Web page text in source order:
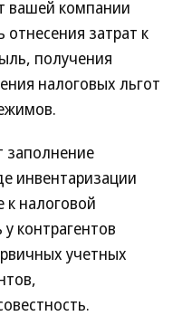
вашей компании
затрат к
получения
налоговых льгот
заполнение
инвентаризации
к налоговой
контрагентов
учетных